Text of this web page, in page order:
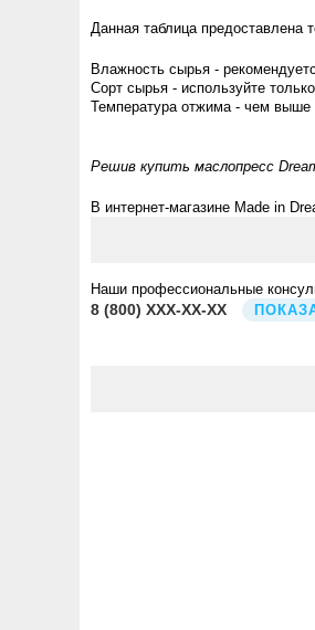
Данная таблица предоставлена
Влажность сырья -
Сорт сырья - используйте
Температура отжима - чем выше
Решив купить маслопресс
В интернет-магазине Made in
Наши профессиональные
8 (800) XXX-XX-XX